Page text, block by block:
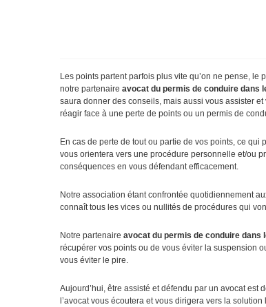
Les points partent parfois plus vite qu’on ne pense,
notre partenaire avocat du permis de conduire dans
saura donner des conseils, mais aussi vous assister
réagir face à une perte de points ou un permis de
En cas de perte de tout ou partie de vos points, ce
vous orientera vers une procédure personnelle et/ou
conséquences en vous défendant efficacement.
Notre association étant confrontée quotidiennement
connaît tous les vices ou nullités de procédures qui
Notre partenaire avocat du permis de conduire dans
récupérer vos points ou de vous éviter la suspension
vous éviter le pire.
Aujourd’hui, être assisté et défendu par un avocat
l’avocat vous écoutera et vous dirigera vers la